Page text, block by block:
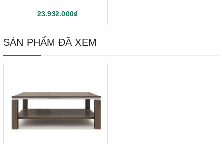
23.932.000₫
SẢN PHẨM ĐÃ XEM